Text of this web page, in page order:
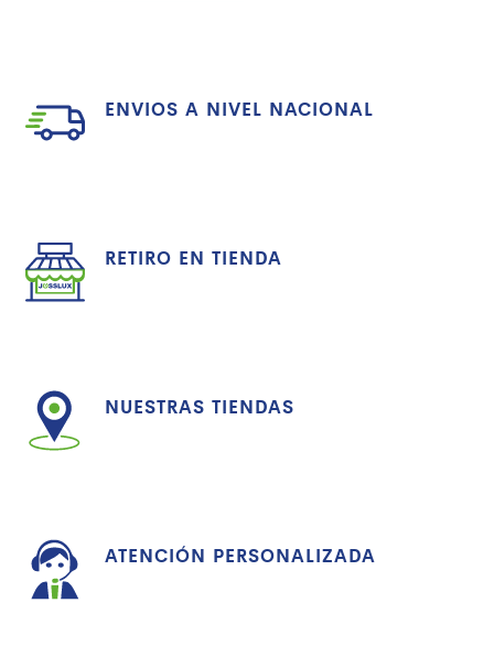
ENVIOS A NIVEL NACIONAL
RETIRO EN TIENDA
NUESTRAS TIENDAS
ATENCIÓN PERSONALIZADA